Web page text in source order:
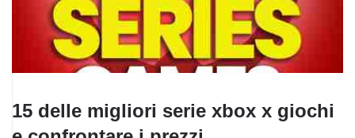
15 delle migliori serie xbox x giochi